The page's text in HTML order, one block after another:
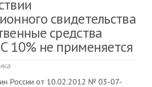
свидетельства
средства
10% не применяется
России от 10.02.2012 № 03-07-